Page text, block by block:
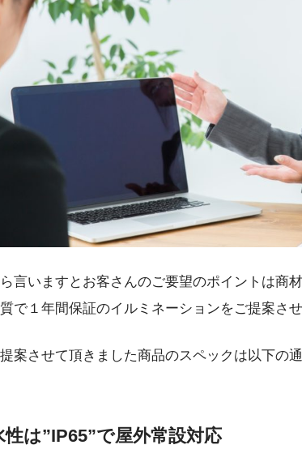
言いますとお客さんのご要望のポイントは商
で１年間保証のイルミネーションをご提案させ
案させて頂きました商品のスペックは以下の通
性は”IP65”で屋外常設対応